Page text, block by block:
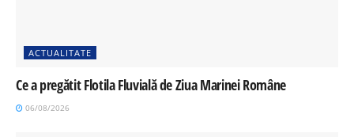
ACTUALITATE
Ce a pregătit Flotila Fluvială de Ziua Marinei Române
06/08/2026